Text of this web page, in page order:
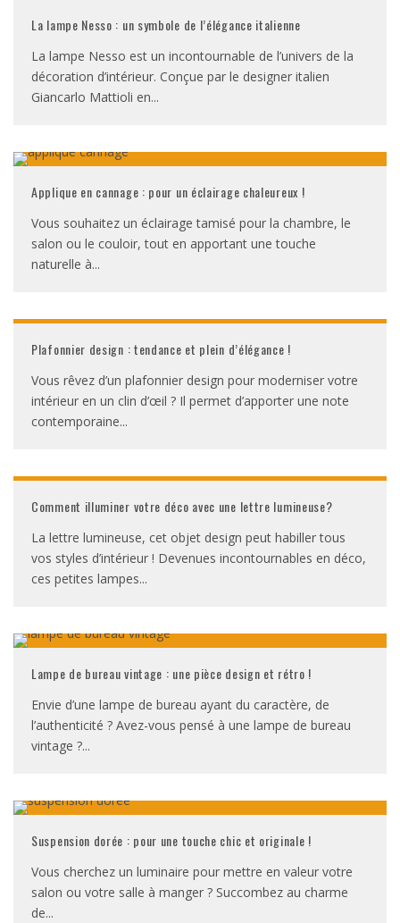
La lampe Nesso : un symbole de l’élégance italienne
La lampe Nesso est un incontournable de l’univers de la
décoration d’intérieur. Conçue par le designer italien
Giancarlo Mattioli en...
Applique en cannage : pour un éclairage chaleureux !
Vous souhaitez un éclairage tamisé pour la chambre, le
salon ou le couloir, tout en apportant une touche
naturelle à...
Plafonnier design : tendance et plein d’élégance !
Vous rêvez d’un plafonnier design pour moderniser votre
intérieur en un clin d’œil ? Il permet d’apporter une note
contemporaine...
Comment illuminer votre déco avec une lettre lumineuse?
La lettre lumineuse, cet objet design peut habiller tous
vos styles d’intérieur ! Devenues incontournables en déco,
ces petites lampes...
Lampe de bureau vintage : une pièce design et rétro !
Envie d’une lampe de bureau ayant du caractère, de
l’authenticité ? Avez-vous pensé à une lampe de bureau
vintage ?...
Suspension dorée : pour une touche chic et originale !
Vous cherchez un luminaire pour mettre en valeur votre
salon ou votre salle à manger ? Succombez au charme
de...